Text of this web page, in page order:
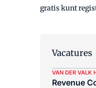
gratis kunt
Vacatures
VAN DER VALK
Revenue